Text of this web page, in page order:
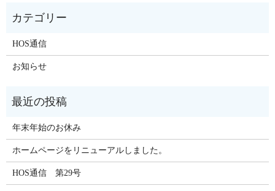
HOS通信
お知らせ
年末年始のお休み
ホームページをリニューアルしました。
HOS通信 第29号